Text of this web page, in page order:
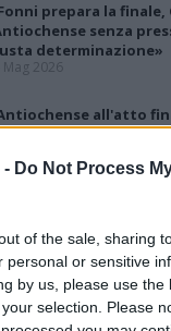
- Do Not Process
of the sale, sharing
personal or sensitive
by us, please use the
selection. Please
prepara la finale,
senza
determinazione»
2026
all'atto
batterlo
Mag 2026
salve, Bariese,
in Seconda
Mag 2026